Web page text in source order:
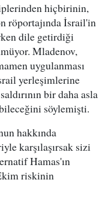
hiçbirinin,
röportajında İsrail'in
dile getirdiği
Mladenov,
uygulanması
yerleşimlerine
bir daha asla
söylemişti.
hakkında
karşılaşırsak sizi
Hamas'ın
riskinin